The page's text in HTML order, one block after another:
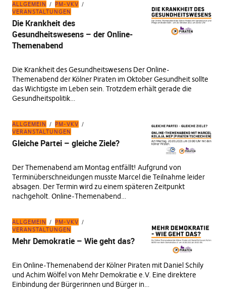
ALLGEMEIN
PM-VKV
VERANSTALTUNGEN
Die Krankheit des
Gesundheitswesens – der Online-
Themenabend
Die Krankheit des Gesundheitswesens Der Online-
Themenabend der Kölner Piraten im Oktober Gesundheit sollte
das Wichtigste im Leben sein. Trotzdem erhält gerade die
Gesundheitspolitik…
ALLGEMEIN
PM-VKV
VERANSTALTUNGEN
Gleiche Partei – gleiche Ziele?
Der Themenabend am Montag entfällt! Aufgrund von
Terminüberschneidungen musste Marcel die Teilnahme leider
absagen. Der Termin wird zu einem späteren Zeitpunkt
nachgeholt. Online-Themenabend…
ALLGEMEIN
PM-VKV
VERANSTALTUNGEN
Mehr Demokratie – Wie geht das?
Ein Online-Themenabend der Kölner Piraten mit Daniel Schily
und Achim Wölfel von Mehr Demokratie e.V. Eine direktere
Einbindung der Bürgerinnen und Bürger in…